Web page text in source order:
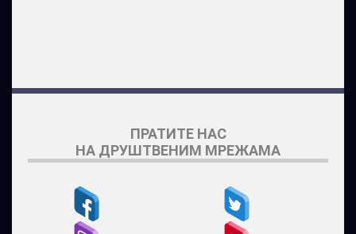
ПРАТИТЕ НАС
НА ДРУШТВЕНИМ МРЕЖАМА